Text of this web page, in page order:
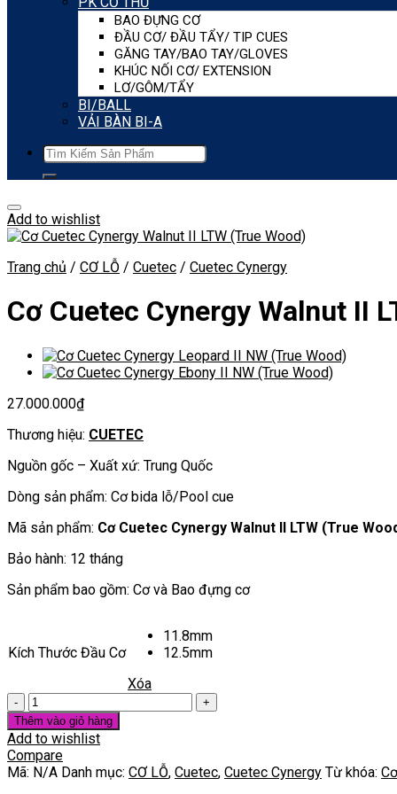
BAO ĐỰNG CƠ
ĐẦU CƠ/ ĐẦU TẨY/ TIP CUES
GĂNG TAY/BAO TAY/GLOVES
KHÚC NỐI CƠ/ EXTENSION
LƠ/GÔM/TẨY
BI/BALL
VẢI BÀN BI-A
Tìm
kiếm:
Add to wishlist
Trang chủ / CƠ LỖ / Cuetec / Cuetec Cynergy
Cơ Cuetec Cynergy Walnut II
27.000.000₫
Thương hiệu: CUETEC
Nguồn gốc – Xuất xứ: Trung Quốc
Dòng sản phẩm: Cơ bida lỗ/Pool cue
Mã sản phẩm: Cơ Cuetec Cynergy Walnut II LTW (True
Bảo hành: 12 tháng
Sản phẩm bao gồm: Cơ và Bao đựng cơ
Kích Thước Đầu Cơ
11.8mm
12.5mm
Xóa
Cơ
Cuetec
Cynergy
Walnut
II
Thêm vào giỏ hàng
Add to wishlist
Compare
Mã: N/A Danh mục: CƠ LỖ, Cuetec, Cuetec Cynergy Từ khóa: